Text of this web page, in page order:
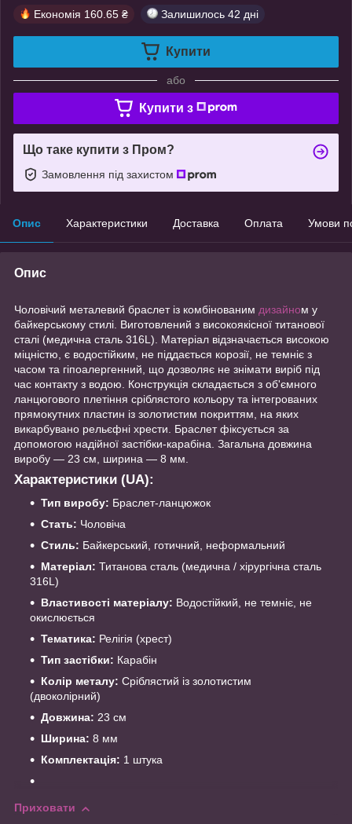
Економія 160.65 ₴ Залишилось 42 дні
Купити
або
Купити з
Що таке купити з Пром?
Замовлення під захистом
Опис Характеристики Доставка Оплата Умови
Опис
Чоловічий металевий браслет із комбінованим дизайном у
байкерському стилі. Виготовлений з високоякісної титанової
сталі (медична сталь 316L). Матеріал відзначається високою
міцністю, є водостійким, не піддається корозії, не темніє з
часом та гіпоалергенний, що дозволяє не знімати виріб під
час контакту з водою. Конструкція складається з об'ємного
ланцюгового плетіння сріблястого кольору та інтегрованих
прямокутних пластин із золотистим покриттям, на яких
викарбувано рельєфні хрести. Браслет фіксується за
допомогою надійної застібки-карабіна. Загальна довжина
виробу — 23 см, ширина — 8 мм.
Характеристики (UA):
Тип виробу: Браслет-ланцюжок
Стать: Чоловіча
Стиль: Байкерський, готичний, неформальний
Матеріал: Титанова сталь (медична / хірургічна сталь
316L)
Властивості матеріалу: Водостійкий, не темніє, не
окислюється
Тематика: Релігія (хрест)
Тип застібки: Карабін
Колір металу: Сріблястий із золотистим
(двоколірний)
Довжина: 23 см
Ширина: 8 мм
Комплектація: 1 штука
Приховати